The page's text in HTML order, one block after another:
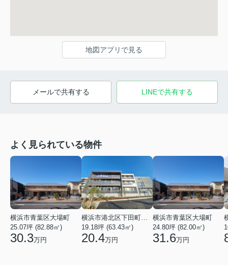
地図アプリで見る
メールで共有する LINEで共有する
よく見られている物件
横浜市青葉区大場町
25.07坪 (82.88㎡)
30.3万円
19.18坪 (63.43㎡)
20.4万円
横浜市青葉区大場町
24.80坪 (82.00㎡)
31.6万円